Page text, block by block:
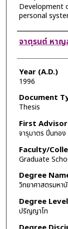
Development
personal
Author
จาตุรนต์ หา
Year (A.D.)
1996
Document
Thesis
First Advisor
จารุมาตร ปิ่นทอง
Faculty/
Graduate
Degree
วิทยาศาสตรมห
Degree Level
ปริญญาโท